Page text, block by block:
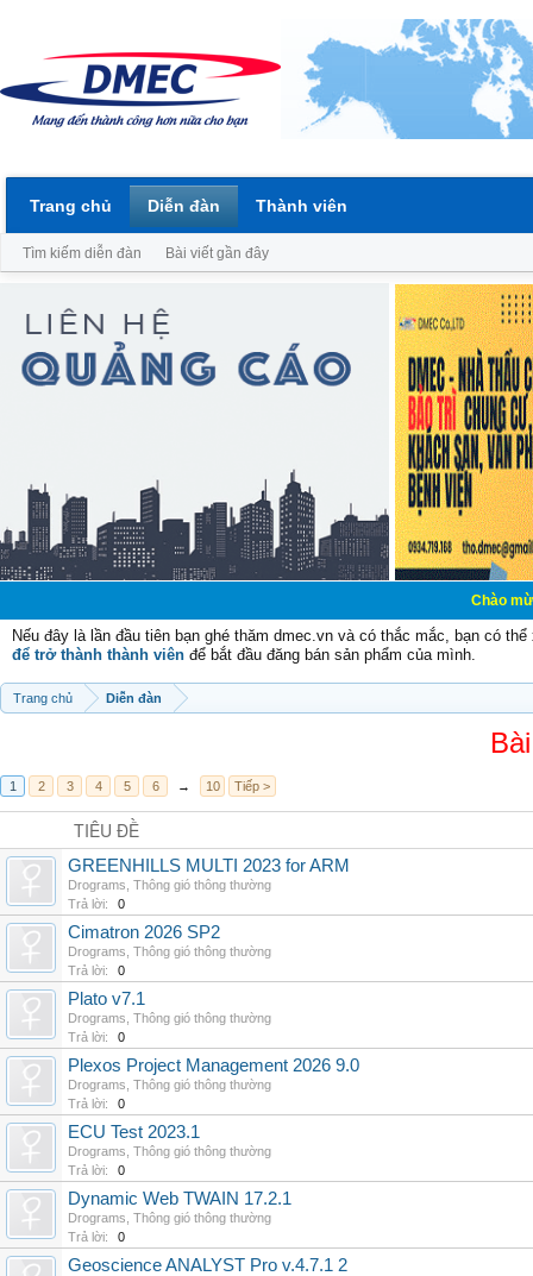
Chào mừng các
Nếu đây là lần đầu tiên bạn ghé thăm dmec.vn và có thắc mắc, bạn có
để trở thành thành viên để bắt đầu đăng bán sản phẩm của mình.
Trang chủ Diễn đàn
1 2 3 4 5 6 → 10 Tiếp >
TIÊU ĐỀ
GREENHILLS MULTI 2023 for ARM
Drograms Thông gió thông thường
Trả lời:
0
Cimatron 2026 SP2
Drograms Thông gió thông thường
Trả lời:
0
Plato v7.1
Drograms Thông gió thông thường
Trả lời:
0
Plexos Project Management 2026 9.0
Drograms Thông gió thông thường
Trả lời:
0
ECU Test 2023.1
Drograms Thông gió thông thường
Trả lời:
0
Dynamic Web TWAIN 17.2.1
Drograms Thông gió thông thường
Trả lời:
0
Geoscience ANALYST Pro v.4.7.1 2
Trang chủ Diễn đàn
Tìm kiếm diễn đàn Bài viết gần đây
Thành viên